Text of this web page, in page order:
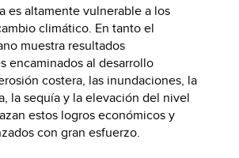
es altamente vulnerable a los
climático. En tanto el
muestra resultados
encaminados al desarrollo
costera, las inundaciones, la
la sequía y la elevación del nivel
estos logros económicos y
con gran esfuerzo.